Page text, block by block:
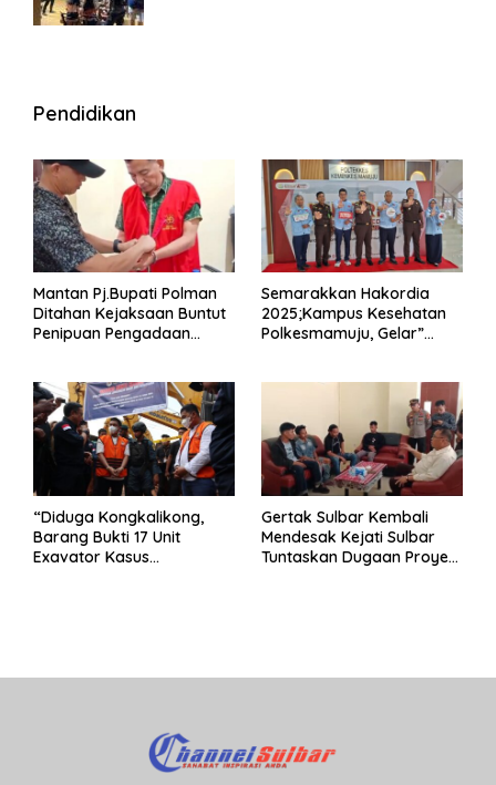
Pendidikan
Mantan Pj.Bupati Polman
Ditahan Kejaksaan Buntut
Penipuan Pengadaan
Semarakkan Hakordia
2025;Kampus Kesehatan
Polkesmamuju, Gelar”
“Diduga Kongkalikong,
Barang Bukti 17 Unit
Exavator Kasus
Gertak Sulbar Kembali
Mendesak Kejati Sulbar
Tuntaskan Dugaan Proyek